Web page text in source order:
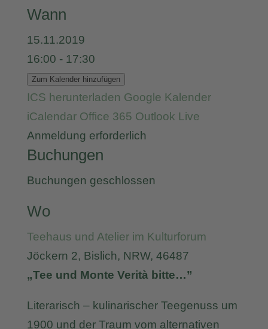
Wann
15.11.2019
16:00 - 17:30
Zum Kalender hinzufügen
ICS herunterladen Google Kalender
iCalendar Office 365 Outlook Live
Anmeldung erforderlich
Buchungen
Buchungen geschlossen
Wo
Teehaus und Atelier im Kulturforum
Jöckern 2, Bislich, NRW, 46487
„Tee und Monte Verità bitte…”
Literarisch – kulinarischer Teegenuss um
1900 und der Traum vom alternativen